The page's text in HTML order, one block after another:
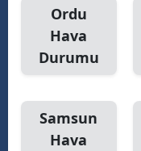
Ordu
Hava
Durumu
Samsun
Hava